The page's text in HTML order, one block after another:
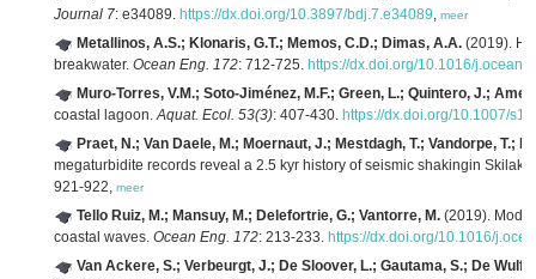
Journal 7: e34089. https://dx.doi.org/10.3897/bdj.7.e34089, meer
Metallinos, A.S.; Klonaris, G.T.; Memos, C.D.; Dimas, A.A. (2019).
breakwater. Ocean Eng. 172: 712-725. https://dx.doi.org/10.1016/
Muro-Torres, V.M.; Soto-Jiménez, M.F.; Green, L.; Quintero, J.;
coastal lagoon.Aquat. Ecol. 53(3): 407-430. https://dx.doi.org/10.1007/
Praet, N.; Van Daele, M.; Moernaut, J.; Mestdagh, T.; Vandorpe, T.;
megaturbidite records reveal a 2.5 kyr history of seismic shakingin Skilak
921-922, meer
Tello Ruiz, M.; Mansuy, M.; Delefortrie, G.; Vantorre, M. (2019).
coastal waves. Ocean Eng. 172: 213-233. https://dx.doi.org/10.1016/
Van Ackere, S.; Verbeurgt, J.; De Sloover, L.; Gautama, S.; De Wulf,